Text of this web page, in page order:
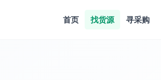
首页 找货源 寻采购